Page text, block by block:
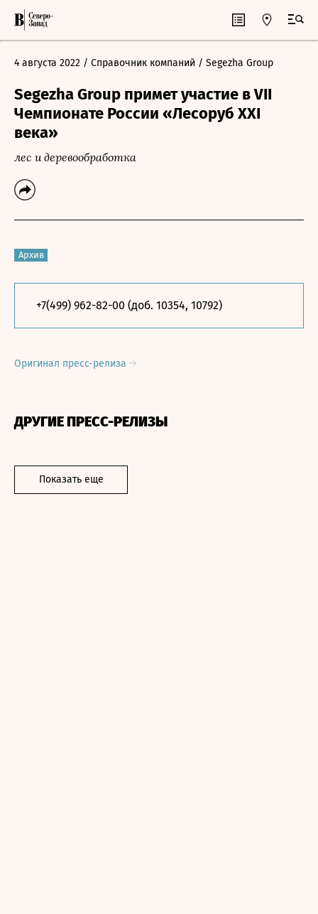
4 августа 2022 / Справочник компаний / Segezha Group
Segezha Group примет участие в VII
Чемпионате России «Лесоруб XXI
века»
лес и деревообработка
Архив
+7(499) 962-82-00 (доб. 10354, 10792)
Оригинал пресс-релиза
ДРУГИЕ ПРЕСС-РЕЛИЗЫ
Показать еще